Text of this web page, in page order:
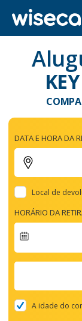
DATA E HORA DA
Local de
HORÁRIO DA
forward
with
the
A idade do